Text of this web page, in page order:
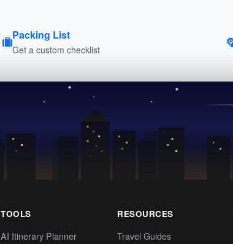
Packing List
Get a custom checklist
TOOLS
AI Itinerary Planner
RESOURCES
Travel Guides